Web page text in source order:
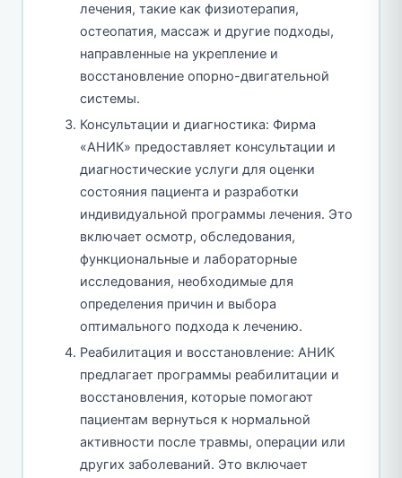
лечения, такие как физиотерапия,
остеопатия, массаж и другие подходы,
направленные на укрепление и
восстановление опорно-двигательной
системы.
Консультации и диагностика: Фирма
«АНИК» предоставляет консультации и
диагностические услуги для оценки
состояния пациента и разработки
индивидуальной программы лечения. Это
включает осмотр, обследования,
функциональные и лабораторные
исследования, необходимые для
определения причин и выбора
оптимального подхода к лечению.
Реабилитация и восстановление: АНИК
предлагает программы реабилитации и
восстановления, которые помогают
пациентам вернуться к нормальной
активности после травмы, операции или
других заболеваний. Это включает